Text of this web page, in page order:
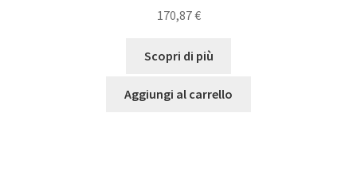
170,87€
Scopri di più
Aggiungi al carrello